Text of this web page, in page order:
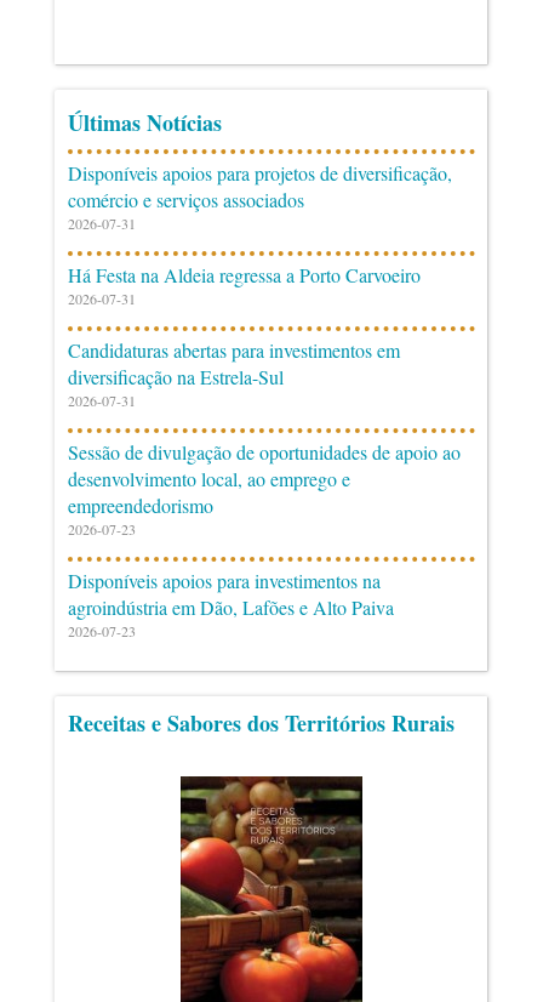
Últimas Notícias
Disponíveis apoios para projetos de diversificação,
comércio e serviços associados
2026-07-31
Há Festa na Aldeia regressa a Porto Carvoeiro
2026-07-31
Candidaturas abertas para investimentos em
diversificação na Estrela-Sul
2026-07-31
Sessão de divulgação de oportunidades de apoio ao
desenvolvimento local, ao emprego e
empreendedorismo
2026-07-23
Disponíveis apoios para investimentos na
agroindústria em Dão, Lafões e Alto Paiva
2026-07-23
Receitas e Sabores dos Territórios Rurais